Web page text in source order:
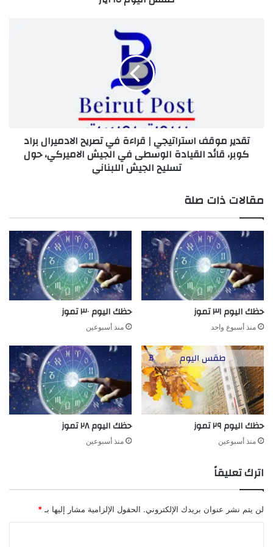
كوبر،
الجيش
الاميركي،
حول
تسليح
الجيش
اللبناني
تقدير موقف استراتيجي | قراءة في تصريح الادميرال براد
كوبر، قائد القيادة الوسطى في الجيش الاميركي، حول
تسليح الجيش اللبناني
مقالات ذات صلة
حظك اليوم ٣١ تموز
منذ أسبوع واحد
حظك اليوم ٣٠ تموز
منذ أسبوعين
حظك اليوم ٢٩ تموز
منذ أسبوعين
حظك اليوم ٢٨ تموز
منذ أسبوعين
اترك تعليقاً
لن يتم نشر عنوان بريدك الإلكتروني. الحقول الإلزامية مشار إليها بـ *